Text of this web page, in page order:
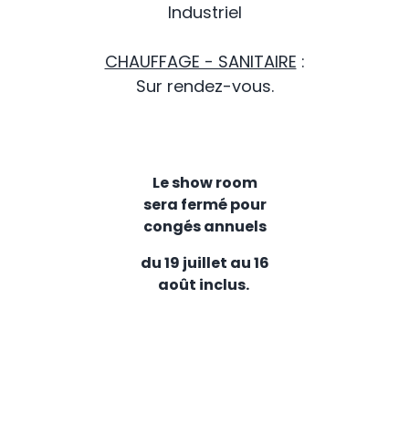
Industriel
CHAUFFAGE - SANITAIRE :
Sur rendez-vous.
Le show room
sera fermé pour
congés annuels
du 19 juillet au 16
août inclus.